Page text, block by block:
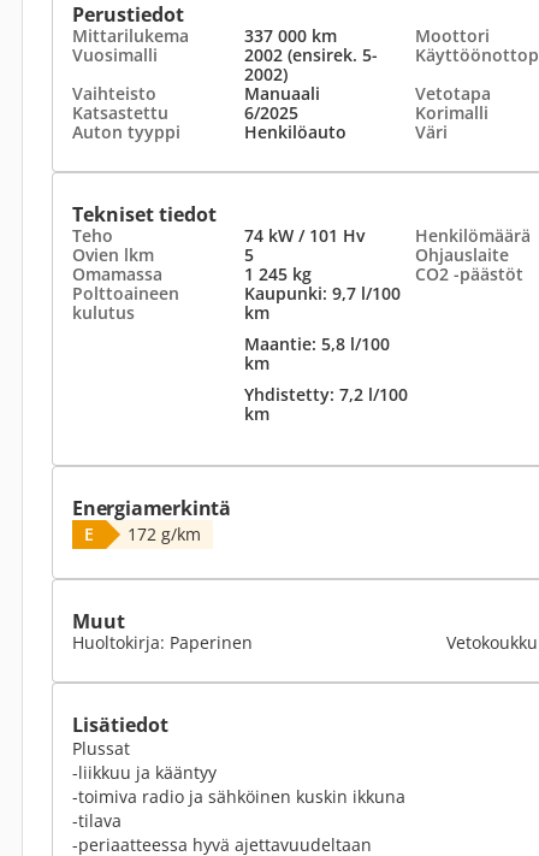
Perustiedot
Mittarilukema 337 000 km
Moottori
Vuosimalli
2002 (ensirek. 5-
2002)
Vaihteisto
Manuaali
Vetotapa
Katsastettu
6/2025
Korimalli
Auton tyyppi
Henkilöauto Väri
Tekniset tiedot
Teho 74 kW / 101 Hv
Henkilömäärä
Ovien lkm
5
Ohjauslaite
Omamassa
1 245 kg
CO2 -päästöt
Polttoaineen
kulutus
Kaupunki: 9,7 l/100
km
Maantie: 5,8 l/100
km
Yhdistetty: 7,2 l/100
km
Energiamerkintä
E 172 g/km
Muut
Huoltokirja: Paperinen Vetokoukku
Lisätiedot
Plussat
-liikkuu ja kääntyy
-toimiva radio ja sähköinen kuskin ikkuna
-tilava
-periaatteessa hyvä ajettavuudeltaan